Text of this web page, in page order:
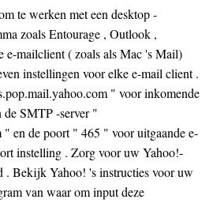
te werken met een desktop -
zoals Entourage , Outlook ,
e-mailclient ( zoals als Mac 's Mail)
instellingen voor elke e-mail client .
" voor inkomende
SMTP -server "
en de poort " 465 " voor uitgaande e-
instelling . Zorg voor uw Yahoo!-
. Bekijk Yahoo! 's instructies voor uw
van waar om input deze